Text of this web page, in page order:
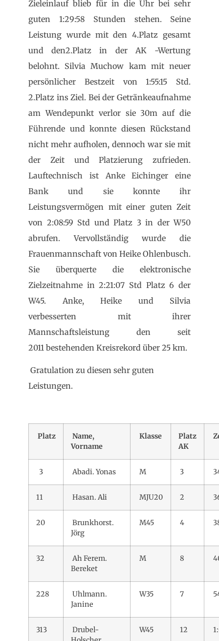
Zieleinlauf blieb für in die Uhr bei sehr
guten 1:29:58 Stunden stehen. Seine
Leistung wurde mit den 4.Platz gesamt
und den2.Platz in der AK -Wertung
belohnt. Silvia Muchow kam mit neuer
persönlicher Bestzeit von 1:55:15 Std.
2.Platz ins Ziel. Bei der Getränkeaufnahme
am Wendepunkt verlor sie 30m auf die
Führende und konnte diesen Rückstand
nicht mehr aufholen, dennoch war sie mit
der Zeit und Platzierung zufrieden.
Lauftechnisch ist Anke Eichinger eine
Bank und sie konnte ihr
Leistungsvermögen mit einer guten Zeit
von 2:08:59 Std und Platz 3 in der W50
abrufen. Vervollständig wurde die
Frauenmannschaft von Heike Ohlenbusch.
Sie überquerte die elektronische
Zielzeitnahme in 2:21:07 Std Platz 6 der
W45. Anke, Heike und Silvia
verbesserten mit ihrer
Mannschaftsleistung den seit
2011 bestehenden Kreisrekord über 25 km.
Gratulation zu diesen sehr guten
Leistungen.
Platz
Name,
Vorname
Klasse
Platz
AK
3 Abadi. Yonas M 3
11 Hasan. Ali MJU20 2
20
Brunkhorst.
Jörg
M45 4
32
Ah Ferem.
Bereket
M 8
228
Uhlmann.
Janine
W35 7
313
Drubel-
W45 12